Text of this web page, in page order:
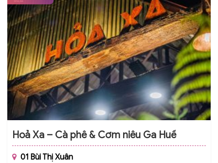
Hoả Xa – Cà phê & Cơm niêu Ga Huế
01 Bùi Thị Xuân